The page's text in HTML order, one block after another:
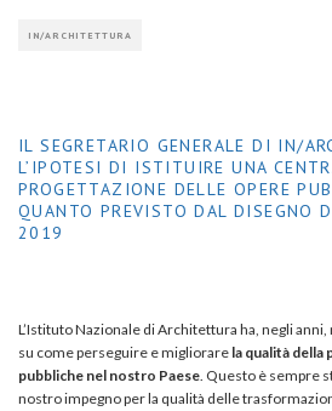
IN/ARCHITETTURA
IL SEGRETARIO GENERALE DI IN/
L’IPOTESI DI ISTITUIRE UNA
PROGETTAZIONE DELLE OPERE
QUANTO PREVISTO DAL DISEGNO
2019
L’Istituto Nazionale di Architettura ha, negli
su come perseguire e migliorare la qualità
pubbliche nel nostro Paese. Questo è sempre
nostro impegno per la qualità delle